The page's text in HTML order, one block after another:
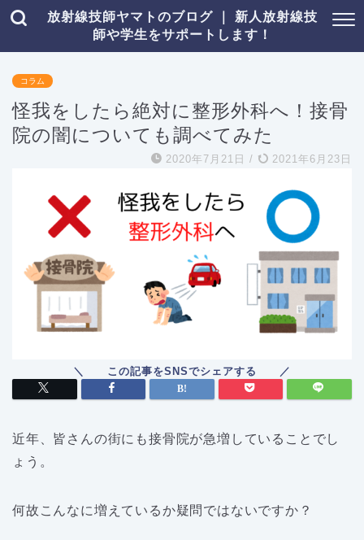
放射線技師ヤマトのブログ ｜ 新人放射線技
師や学生をサポートします！
コラム
怪我をしたら絶対に整形外科へ！接骨
院の闇についても調べてみた
2020年7月21日 / 2021年6月23日
近年、皆さんの街にも接骨院が急増していることでし
ょう。
何故こんなに増えているか疑問ではないですか？